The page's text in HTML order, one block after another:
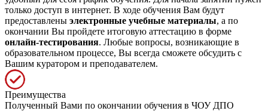
только доступ в интернет. В ходе обучения Вам будут
предоставлены электронные учебные материалы, а по
окончании Вы пройдете итоговую аттестацию в форме
онлайн-тестирования. Любые вопросы, возникающие в
образовательном процессе, Вы всегда сможете обсудить с
Вашим куратором и преподавателем.
Преимущества
Полученный Вами по окончании обучения в ЧОУ ДПО